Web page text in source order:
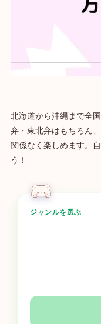
北海道から沖縄まで全
弁・東北弁はもちろん
関係なく楽しめます。
う！
ジャンルを選ぶ